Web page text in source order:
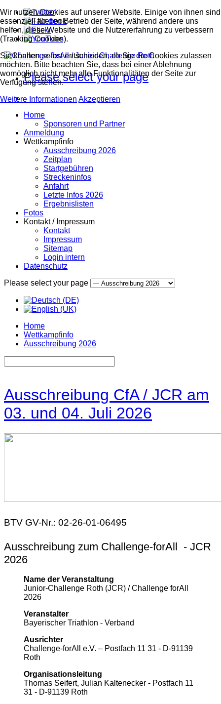
Please select your page
Home
Sponsoren und Partner
Anmeldung
Wettkampfinfo
Ausschreibung 2026
Zeitplan
Startgebühren
Streckeninfos
Anfahrt
Letzte Infos 2026
Ergebnislisten
Fotos
Kontakt / Impressum
Kontakt
Impressum
Sitemap
Login intern
Datenschutz
Please select your page
Home
Wettkampfinfo
Ausschreibung 2026
Ausschreibung CfA / JCR am
03. und 04. Juli 2026
BTV GV-Nr.: 02-26-01-06495
Ausschreibung zum Challenge-forAll - JCR
2026
Name der Veranstaltung
Junior-Challenge Roth (JCR) / Challenge forAll
2026
Veranstalter
Bayerischer Triathlon - Verband
Ausrichter
Challenge-forAll e.V. – Postfach 11 31 - D-91139
Roth
Organisationsleitung
Thomas Seifert, Julian Kaltenecker - Postfach 11
31 - D-91139 Roth
Wir nutzen Cookies auf unserer Website. Einige von ihnen sind
essenziell für den Betrieb der Seite, während andere uns
helfen, diese Website und die Nutzererfahrung zu verbessern
(Tracking Cookies).
Sie können selbst entscheiden, ob Sie die Cookies zulassen
möchten. Bitte beachten Sie, dass bei einer Ablehnung
womöglich nicht mehr alle Funktionalitäten der Seite zur
Verfügung stehen.
Weitere Informationen Akzeptieren